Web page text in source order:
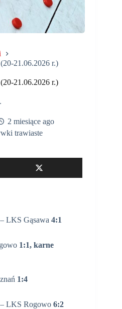
21.06.2026 r.)
21.06.2026 r.)
2 miesiące ago
trawiaste
LKS Gąsawa 4:1
1:1, karne
1:4
LKS Rogowo 6:2